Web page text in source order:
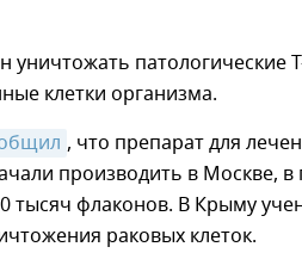
уничтожать патологические
клетки организма.
, что препарат для
производить в Москве, в
тысяч флаконов. В Крыму
раковых клеток.